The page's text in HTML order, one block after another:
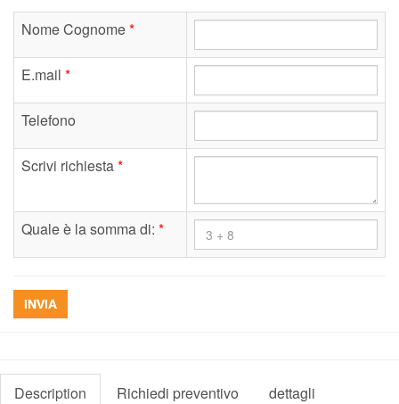
Nome Cognome*
E.mail *
Telefono
Scrivi richiesta*
Quale è la somma di: *
INVIA
Description Richiedi preventivo
dettagli